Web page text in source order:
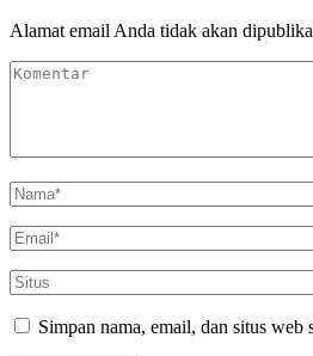
Alamat email Anda tidak akan
Simpan nama, email, dan situs